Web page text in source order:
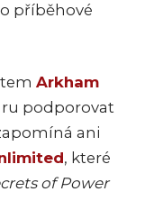
příběhové
Arkham
podporovat
ani
, které
of Power